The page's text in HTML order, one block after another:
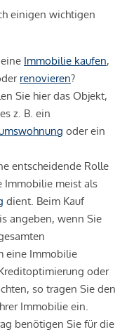
einigen wichtigen
Immobilie kaufen,
renovieren?
Sie hier das Objekt,
z. B. ein
oder ein
entscheidende Rolle
Immobilie meist als
dient. Beim Kauf
angeben, wenn Sie
eine Immobilie
oder
so tragen Sie den
Immobilie ein.
benötigen Sie für die